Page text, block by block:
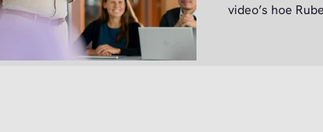
video’s hoe